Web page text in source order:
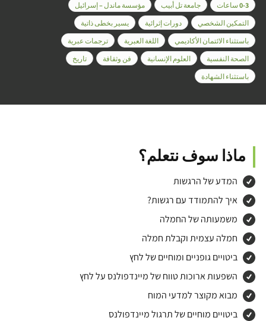
0-3 ساعات جامعة تل أبيب
مؤسسة ماندل – إسرائيل
التمكين الشخصي
دورات إثرائية
يسير بخطى ذاتية
باستثناء الائتمان الأكاديمي
اللغة العبرية
ترجمات عبرية
الصحة النفسية
العلوم الإنسانية فن وثقافة
تاريخ
باستثناء الشهادة
ماذا سوف نتعلم؟
המדע של הרגשות
איך להתמודד עם רגשות?
משמעותה של החמלה
חמלה עצמית וקבלת חמלה
ביטויים גופניים ומוחיים של לחץ
השפעות ארוכות טווח של מיינדפולנס על לחץ
מבוא מקוצר למדעי המוח
ביטויים מוחיים של תרגול מיינדפולנס